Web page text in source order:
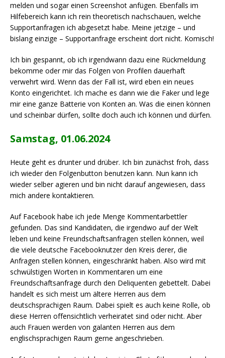
melden und sogar einen Screenshot anfügen. Ebenfalls im
Hilfebereich kann ich rein theoretisch nachschauen, welche
Supportanfragen ich abgesetzt habe. Meine jetzige – und
bislang einzige – Supportanfrage erscheint dort nicht. Komisch!
Ich bin gespannt, ob ich irgendwann dazu eine Rückmeldung
bekomme oder mir das Folgen von Profilen dauerhaft
verwehrt wird. Wenn das der Fall ist, wird eben ein neues
Konto eingerichtet. Ich mache es dann wie die Faker und lege
mir eine ganze Batterie von Konten an. Was die einen können
und scheinbar dürfen, sollte doch auch ich können und dürfen.
Samstag, 01.06.2024
Heute geht es drunter und drüber. Ich bin zunächst froh, dass
ich wieder den Folgenbutton benutzen kann. Nun kann ich
wieder selber agieren und bin nicht darauf angewiesen, dass
mich andere kontaktieren.
Auf Facebook habe ich jede Menge Kommentarbettler
gefunden. Das sind Kandidaten, die irgendwo auf der Welt
leben und keine Freundschaftsanfragen stellen können, weil
die viele deutsche Facebooknutzer den Kreis derer, die
Anfragen stellen können, eingeschränkt haben. Also wird mit
schwülstigen Worten in Kommentaren um eine
Freundschaftsanfrage durch den Deliquenten gebettelt. Dabei
handelt es sich meist um ältere Herren aus dem
deutschsprachigen Raum. Dabei spielt es auch keine Rolle, ob
diese Herren offensichtlich verheiratet sind oder nicht. Aber
auch Frauen werden von galanten Herren aus dem
englischsprachigen Raum gerne angeschrieben.